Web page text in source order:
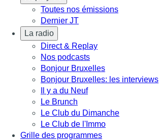
Toutes nos émissions
Dernier JT
La radio
Direct & Replay
Nos podcasts
Bonjour Bruxelles
Bonjour Bruxelles: les interviews
Il y a du Neuf
Le Brunch
Le Club du Dimanche
Le Club de l'Immo
Grille des programmes